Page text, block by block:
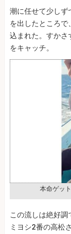
潮に任せて少しず
を出したところ
込まれた。すかさ
をキャッチ。
本命ゲット
この流しは絶好
ミヨシ2番の高松